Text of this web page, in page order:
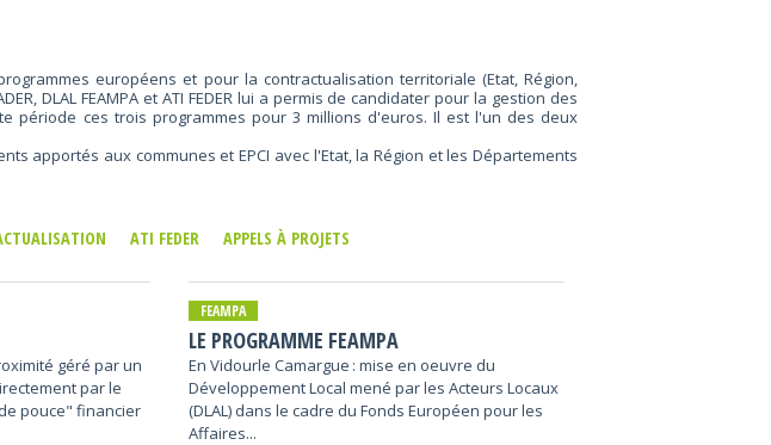
européens et pour la contractualisation territoriale (Etat, Région,
DLAL FEAMPA et ATI FEDER lui a permis de candidater pour la gestion des
période ces trois programmes pour 3 millions d'euros. Il est l'un des deux
apportés aux communes et EPCI avec l'Etat, la Région et les Départements
ATI FEDER APPELS À PROJETS
géré par un
par le
pouce" financier
FEAMPA
LE PROGRAMME FEAMPA
En Vidourle Camargue : mise en oeuvre du
Développement Local mené par les Acteurs Locaux
(DLAL) dans le cadre du Fonds Européen pour les
Affaires...